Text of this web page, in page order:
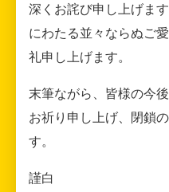
深くお詫び申し上げま
にわたる並々ならぬご
礼申し上げます。
末筆ながら、皆様の今
お祈り申し上げ、閉鎖
す。
謹白